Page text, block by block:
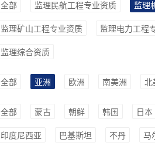
全部 监理民航工程专业资质 监理
监理矿山工程专业资质 监理电力工程
监理综合资质
全部 亚洲 欧洲 南美洲 北
全部 蒙古 朝鲜 韩国 日本
印度尼西亚 巴基斯坦 不丹 马